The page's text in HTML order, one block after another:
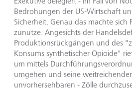
Bedrohungen der US-Wirtschaft
Sicherheit. Genau das machte sich
zunutze. Angesichts der
Produktionsrückgängen und des
Konsums synthetischer Opioide"
um mittels
umgehen und seine
unvorhersehbaren - Zölle